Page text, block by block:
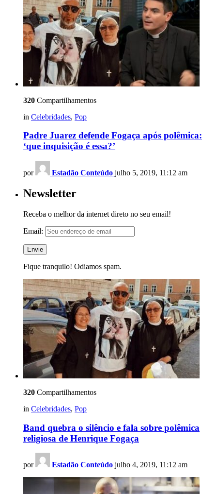
320 Compartilhamentos
in Celebridades, Pop
Padre Juarez defende Fogaça após polêmica:
‘que inquisição é essa?’
por Estadão Conteúdo julho 5, 2019, 11:12 am
Newsletter
Receba o melhor da internet direto no seu email!
Email:
Fique tranquilo! Odiamos spam.
320 Compartilhamentos
in Celebridades, Pop
Band quebra o silêncio e fala sobre polêmica
religiosa de Henrique Fogaça
por Estadão Conteúdo julho 4, 2019, 11:12 am